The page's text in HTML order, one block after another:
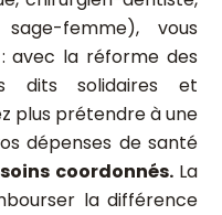
sage-femme), vous
avec la réforme des
dits solidaires et
plus prétendre à une
dépenses de santé
coordonnés.La
la différence